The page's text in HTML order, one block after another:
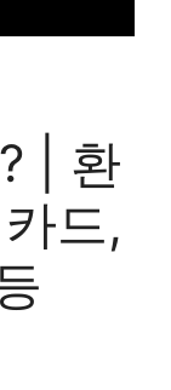
| 환
드,